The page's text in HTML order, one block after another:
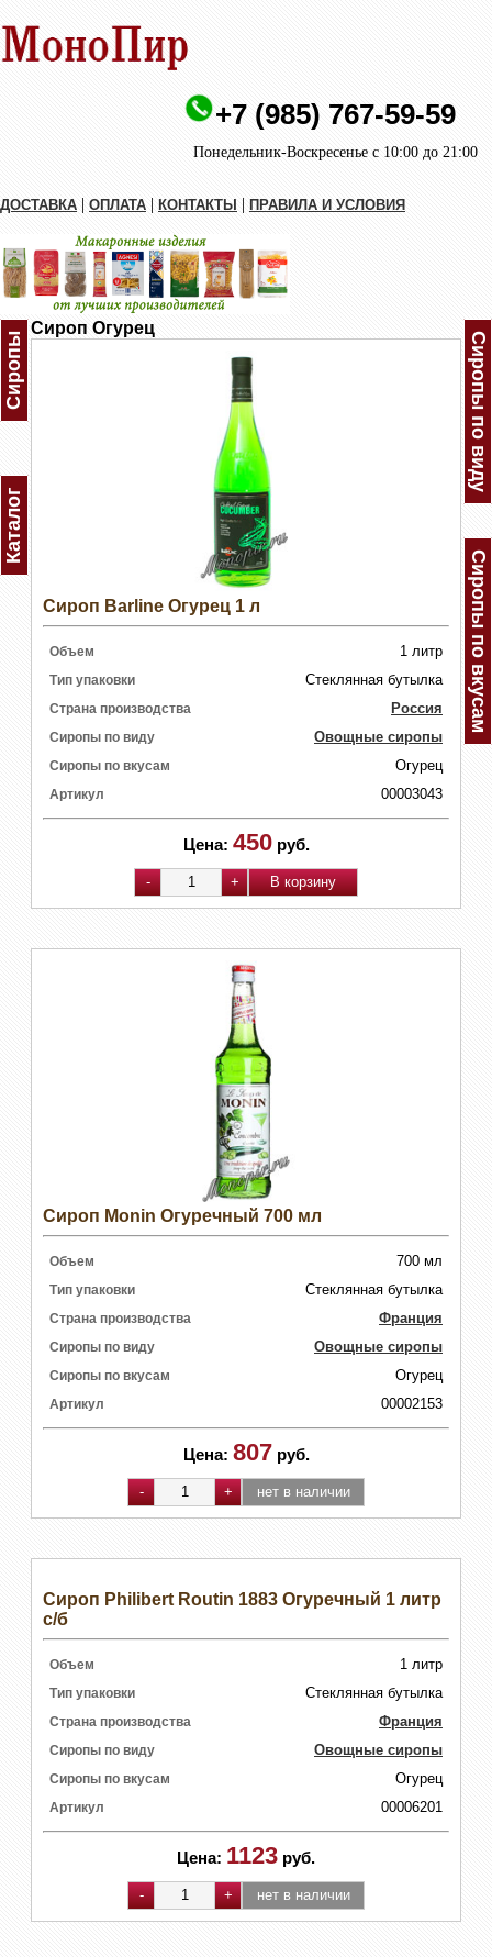
+7 (985) 767-59-59
Понедельник-Воскресенье с 10:00 до 21:00
ДОСТАВКА | ОПЛАТА | КОНТАКТЫ | ПРАВИЛА И УСЛОВИЯ
Сиропы
Каталог
Сироп Огурец
Сироп Barline Огурец 1 л
Объем 1 литр
Тип упаковки Стеклянная бутылка
Страна производства Россия
Сиропы по виду Овощные сиропы
Сиропы по вкусам Огурец
Артикул 00003043
Цена: 450 руб.
Сироп Monin Огуречный 700 мл
Объем 700 мл
Тип упаковки Стеклянная бутылка
Страна производства Франция
Сиропы по виду Овощные сиропы
Сиропы по вкусам Огурец
Артикул 00002153
Цена: 807 руб.
Сироп Philibert Routin 1883 Огуречный 1 литр
с/б
Объем 1 литр
Тип упаковки Стеклянная бутылка
Страна производства Франция
Сиропы по виду Овощные сиропы
Сиропы по вкусам Огурец
Артикул 00006201
Цена: 1123 руб.
Сиропы по виду
Сиропы по вкусам